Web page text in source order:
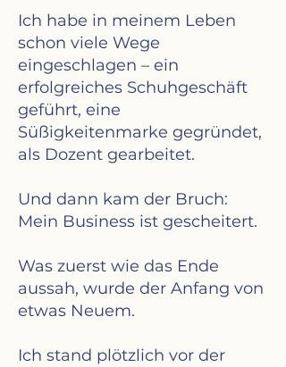
Ich habe in meinem Leben
schon viele Wege
eingeschlagen – ein
erfolgreiches Schuhgeschäft
geführt, eine
Süßigkeitenmarke gegründet,
als Dozent gearbeitet.
Und dann kam der Bruch:
Mein Business ist gescheitert.
Was zuerst wie das Ende
aussah, wurde der Anfang von
etwas Neuem.
Ich stand plötzlich vor der